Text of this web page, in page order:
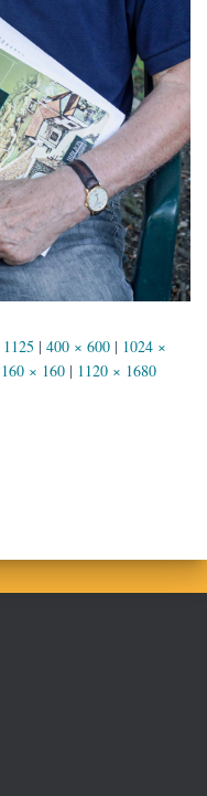
| 400 × 600 | 1024 ×
160 × 160 | 1120 × 1680